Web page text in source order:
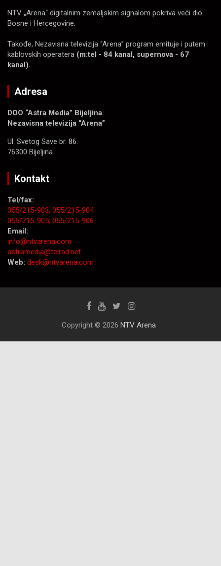
NTV „Arena“ digitalnim zemaljskim signalom pokriva veći dio
Bosne i Hercegovine.
Takođe, Nezavisna televizija “Arena” program emituje i putem
kablovskih operatera (m:tel - 84 kanal, supernova - 67
kanal).
Adresa
DOO “Astra Media” Bijeljina
Nezavisna televizija “Arena”
Ul. Svetog Save br. 86.
76300 Bijeljina
Kontakt
Tel/fax:
055/215-903; 055/215-904
055/215-905; 055/215-906
Email:
info@ntvarena.com
astramedia@telrad.net
Web: desk@ntvarena.com
Copyright © 2026 NTV Arena